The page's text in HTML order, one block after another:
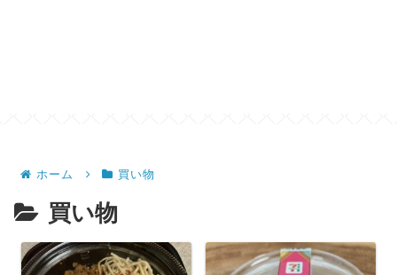
ホーム 買い物
買い物